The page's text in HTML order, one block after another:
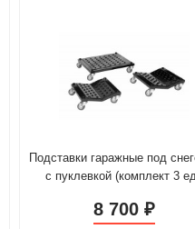
Подставки гаражные под
с пуклевкой (комплект 3
8 700₽